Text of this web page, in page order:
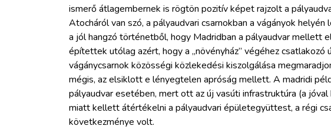
ismerő átlagembernek is rögtön pozitív képet rajzolt a
Atocháról van szó, a pályaudvari csarnokban a vágányok
a jól hangzó történetből, hogy Madridban a pályaudvar mellett
építettek utólag azért, hogy a „növényház” végéhez csatlakozó
vágánycsarnok közösségi közlekedési kiszolgálása
mégis, az elsiklott e lényegtelen apróság mellett. A madridi
pályaudvar esetében, mert ott az új vasúti infrastruktúra (a
miatt kellett átértékelni a pályaudvari épületegyüttest, a régi
következménye volt.